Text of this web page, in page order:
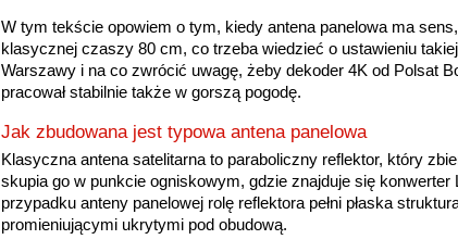
W tym tekście opowiem o tym, kiedy antena panelowa ma
klasycznej czaszy 80 cm, co trzeba wiedzieć o ustawieniu
Warszawy i na co zwrócić uwagę, żeby dekoder 4K od Polsat
pracował stabilnie także w gorszą pogodę.
Jak zbudowana jest typowa antena panelowa
Klasyczna antena satelitarna to paraboliczny reflektor, który
skupia go w punkcie ogniskowym, gdzie znajduje się konwerter
przypadku anteny panelowej rolę reflektora pełni płaska
promieniującymi ukrytymi pod obudową.